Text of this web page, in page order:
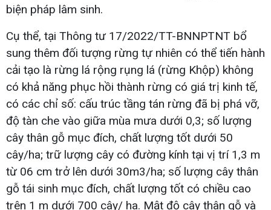
biện pháp lâm sinh.
Cụ thể, tại Thông tư 17/2022/TT-BNNPTNT bổ
sung thêm đối tượng rừng tự nhiên có thể tiến hành
cải tạo là rừng lá rộng rụng lá (rừng Khộp) không
có khả năng phục hồi thành rừng có giá trị kinh tế,
có các chỉ số: cấu trúc tầng tán rừng đã bị phá vỡ,
độ tàn che vào giữa mùa mưa dưới 0,3; số lượng
cây thân gỗ mục đích, chất lượng tốt dưới 50
cây/ha; trữ lượng cây có đường kính tại vị trí 1,3 m
từ 06 cm trở lên dưới 30m3/ha; số lượng cây thân
gỗ tái sinh mục đích, chất lượng tốt có chiều cao
trên 1 m dưới 700 cây/ ha. Mật độ cây thân gỗ và